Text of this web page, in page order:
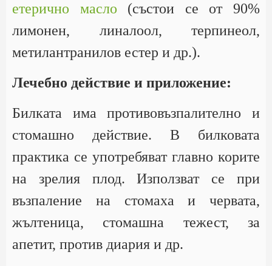
етерично масло (състои се от 90%
лимонен, линалоол, терпинеол,
метилантранилов естер и др.).
Лечебно действие и приложение:
Билката има противовъзпалително и
стомашно действие. В билковата
практика се употребяват главно корите
на зрелия плод. Използват се при
възпаление на стомаха и червата,
жълтеница, стомашна тежест, за
апетит, против диария и др.